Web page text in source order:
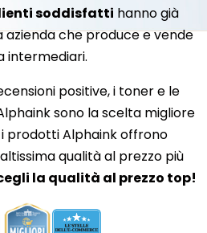
soddisfatti hanno già
azienda che produce e vende
intermediari.
positive, i toner e le
sono la scelta migliore
prodotti Alphaink offrono
qualità al prezzo più
la qualità al prezzo top!